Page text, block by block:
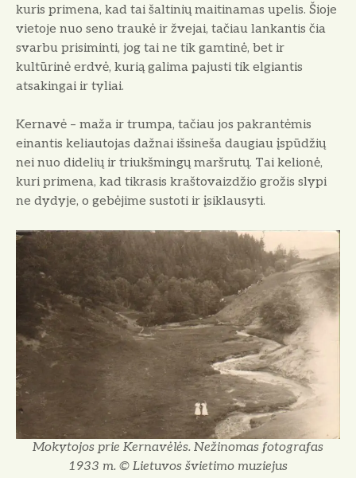
kuris primena, kad tai šaltinių maitinamas upelis. Šioje
vietoje nuo seno traukė ir žvejai, tačiau lankantis čia
svarbu prisiminti, jog tai ne tik gamtinė, bet ir
kultūrinė erdvė, kurią galima pajusti tik elgiantis
atsakingai ir tyliai.
Kernavė – maža ir trumpa, tačiau jos pakrantėmis
einantis keliautojas dažnai išsineša daugiau įspūdžių
nei nuo didelių ir triukšmingų maršrutų. Tai kelionė,
kuri primena, kad tikrasis kraštovaizdžio grožis slypi
ne dydyje, o gebėjime sustoti ir įsiklausyti.
Mokytojos prie Kernavėlės. Nežinomas fotografas
1933 m. © Lietuvos švietimo muziejus